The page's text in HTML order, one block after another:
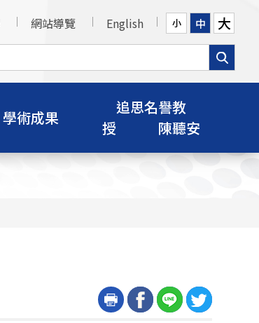
網站導覽 English 小 中 大
學術成果
追思名譽教
授 陳聽安